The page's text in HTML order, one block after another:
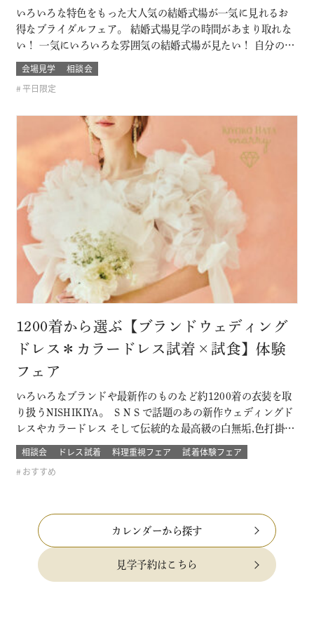
いろいろな特色をもった大人気の結婚式場が一気に見れるお
得なブライダルフェア。 結婚式場見学の時間があまり取れな
い！ 一気にいろいろな雰囲気の結婚式場が見たい！ 自分の結
婚式のスタイルがまだ分からないカップルは必見！ お呼びす
るゲストによっても結婚式の雰囲気や結婚式場のスタイルも
変わるもの そんな結婚式場を一気に比較できるチャンス！！
会場見学
相談会
平日限定
1200着から選ぶ【ブランドウェディング
ドレス＊カラードレス試着×試食】体験
フェア
いろいろなブランドや最新作のものなど約1200着の衣装を取
り扱うNISHIKIYA。 ＳＮＳで話題のあの新作ウェディングド
レスやカラードレス そして伝統的な最高級の白無垢,色打掛,本
振袖からブライズメイドの衣裳まで 衣裳のラインナップは品
質や数どちらとも県内でもトップレベル プロのドレスコーデ
ィネーターと打ち合わせをして結婚式当日の「運命の一着」
相談会 ドレス試着 料理重視フェア
試着体験フェア
おすすめ
カレンダーから探す
見学予約はこちら